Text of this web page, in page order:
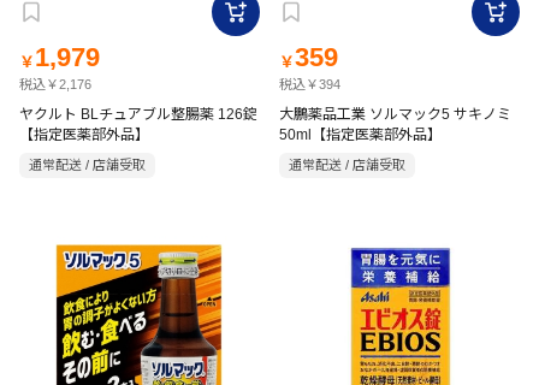
￥ 1,979
税込￥2,176
ヤクルト BLチュアブル整腸薬 126錠
【指定医薬部外品】
通常配送 / 店舗受取
￥359
税込￥394
大鵬薬品工業 ソルマック5 サキノミ
50ml【指定医薬部外品】
通常配送 / 店舗受取